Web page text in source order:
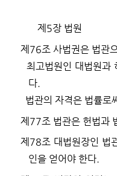
제 5장 법원
제 76조 사법권은 법관
최고법원인 대법원과
다.
법관의 자격은 법률로
제 77조 법관은 헌법과
제 78조 대법원장인 법
인을 얻어야 한다.